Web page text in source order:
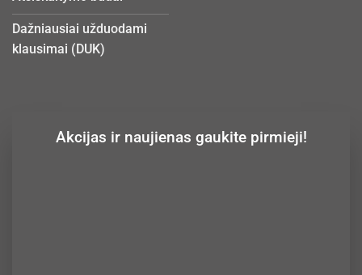
Dažniausiai užduodami
klausimai (DUK)
Akcijas ir naujienas gaukite pirmieji!